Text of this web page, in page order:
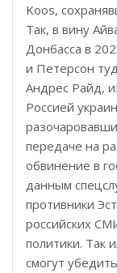
Koos,
Так, в вину
Донбасса в
и Петерсон
Андрес Райд,
Россией
передаче на
обвинение в
данным
противники
российских
политики. Так
смогут